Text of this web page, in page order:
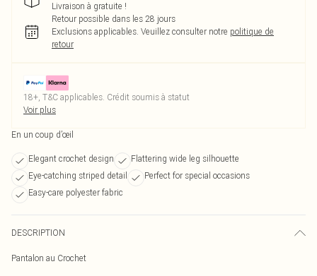
Livraison à gratuite !
Retour possible dans les 28 jours
Exclusions applicables. Veuillez consulter notre politique de
retour
18+, T&C applicables. Crédit soumis à statut
Voir plus
En un coup d’œil
Elegant crochet design
Flattering wide leg silhouette
Eye-catching striped detail
Perfect for special occasions
Easy-care polyester fabric
DESCRIPTION
Pantalon au Crochet